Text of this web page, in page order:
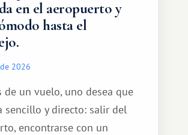
en el aeropuerto y
hasta el
2026
de un vuelo, uno desea que
sencillo y directo: salir del
encontrarse con un